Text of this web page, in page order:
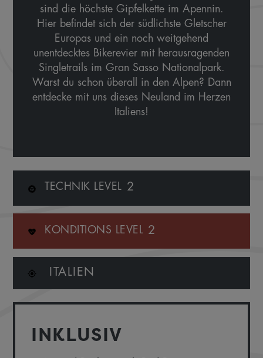
sind die höchste Gipfelkette im Apennin.
Hier befindet sich der südlichste Gletscher
Europas und ein noch weitgehend
unentdecktes Bikerevier mit herausragenden
Singletrails im Gran Sasso Nationalpark.
Warst du schon überall in den Alpen? Dann
entdecke mit uns dieses Neuland im Herzen
Italiens!
TECHNIK LEVEL 2
KONDITIONS LEVEL 2
ITALIEN
INKLUSIV